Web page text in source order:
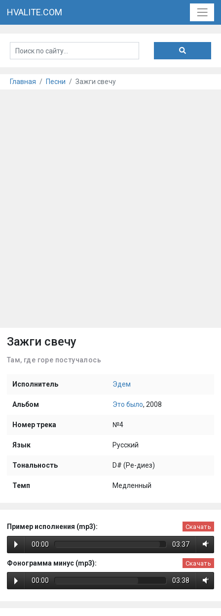
HVALITE.COM
Главная Песни Зажги свечу
Зажги свечу
Там, где горе постучалось
Исполнитель Эдем
Альбом Это было, 2008
Номер трека №4
Язык Русский
Тональность D# (Ре-диез)
Темп Медленный
Пример исполнения (mp3): Скачать
00:00 03:37
Фонограмма минус (mp3): Скачать
00:00 03:38